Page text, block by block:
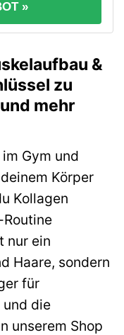
»
&
zu
mehr
Gym und
Körper
Kollagen
nur ein
Haare, sondern
für
und die
unserem Shop